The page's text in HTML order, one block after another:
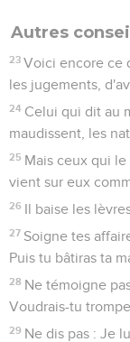
Autres
23 Voici encore ce
les jugements,
24 Celui qui dit au
maudissent, les
25 Mais ceux qui
vient sur eux
26 Il baise les
27 Soigne tes
Puis tu bâtiras ta
28 Ne témoigne
Voudrais-tu
29 Ne dis pas : Je